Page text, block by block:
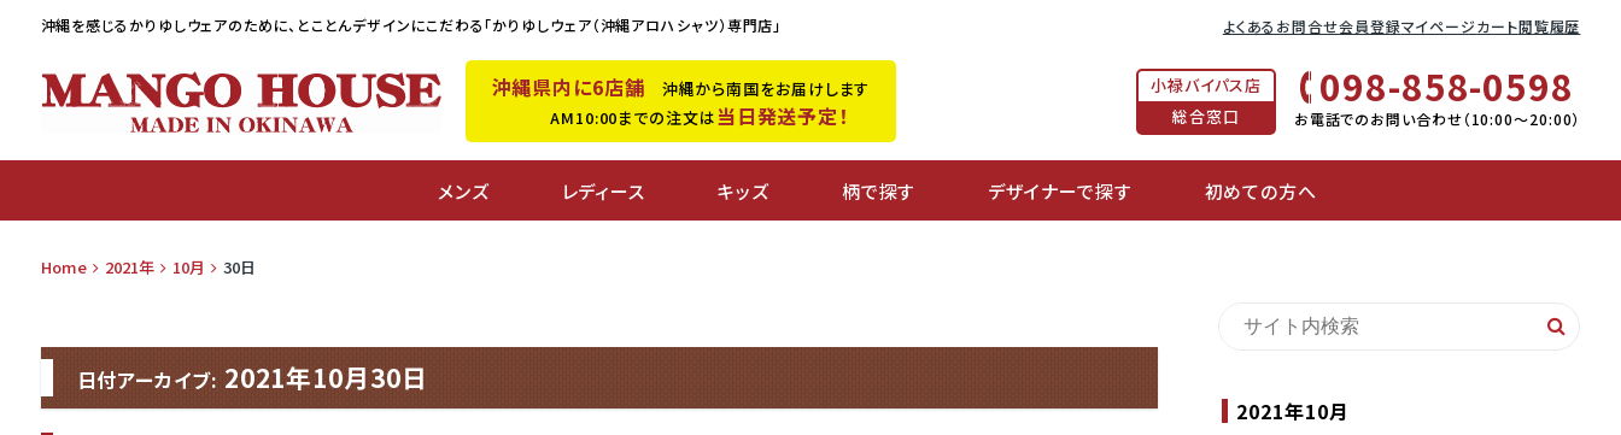
沖縄を感じるかりゆしウェアのために、 とことんデザインにこだわる「かりゆしウェア（沖縄アロハシャツ）専門店」 よくあるお問合せ会員登録マイページカート閲覧履歴
沖縄県内に6店舗 沖縄から南国をお届けします
AM10:00までの注文は当日発送予定！
小禄バイパス店
総合窓口
098-858-0598
お電話でのお問い合わせ（10:00〜20:00）
メンズ レディース キッズ 柄で探す デザイナーで探す 初めての方へ
Home 2021年 10月 30日
日付アーカイブ: 2021年10月30日
2021年10月